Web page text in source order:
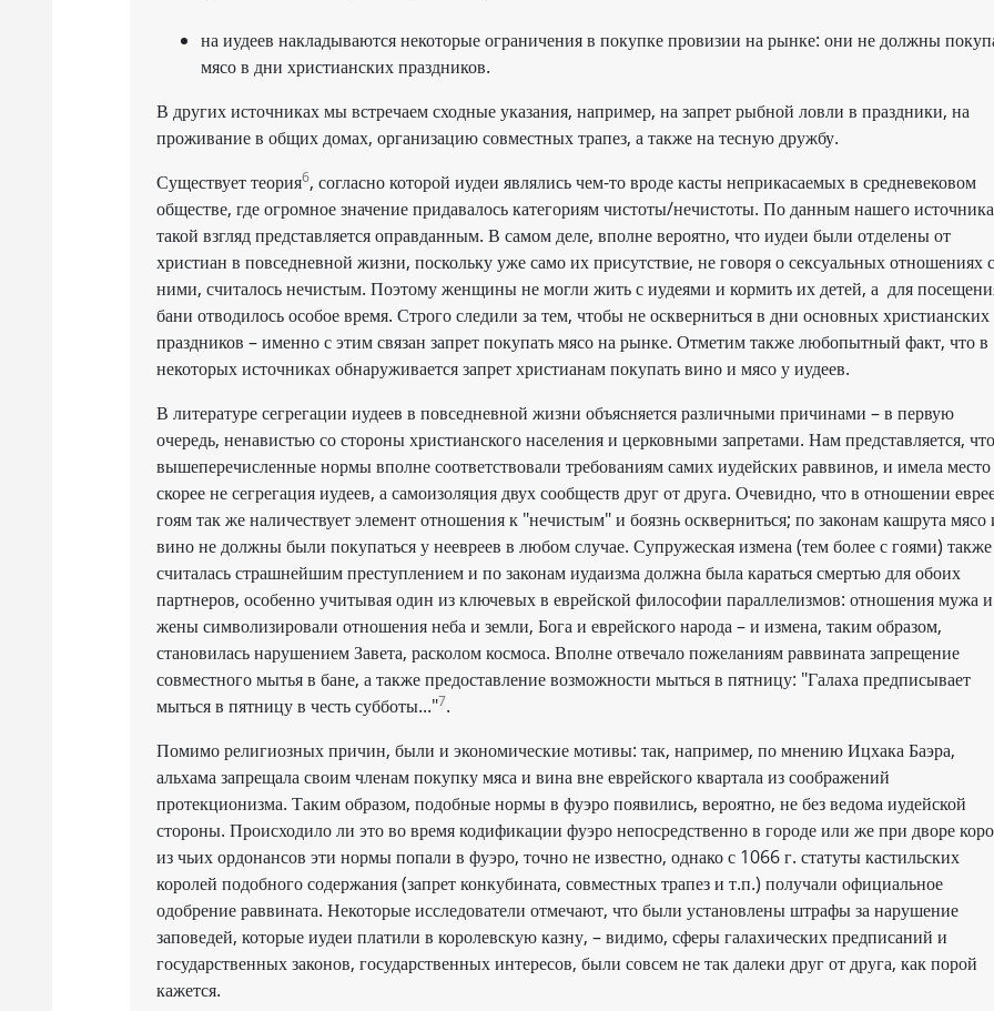
на иудеев накладываются некоторые ограничения в покупке провизии на рынке: они не должны
мясо в дни христианских праздников.
В других источниках мы встречаем сходные указания, например, на запрет рыбной ловли в праздники, на
проживание в общих домах, организацию совместных трапез, а также на тесную дружбу.
Существует теория6, согласно которой иудеи являлись чем-то вроде касты неприкасаемых в средневековом
обществе, где огромное значение придавалось категориям чистоты/нечистоты. По данным нашего
такой взгляд представляется оправданным. В самом деле, вполне вероятно, что иудеи были отделены от
христиан в повседневной жизни, поскольку уже само их присутствие, не говоря о сексуальных отношениях с
ними, считалось нечистым. Поэтому женщины не могли жить с иудеями и кормить их детей, а для
бани отводилось особое время. Строго следили за тем, чтобы не оскверниться в дни основных христианских
праздников – именно с этим связан запрет покупать мясо на рынке. Отметим также любопытный факт, что в
некоторых источниках обнаруживается запрет христианам покупать вино и мясо у иудеев.
В литературе сегрегации иудеев в повседневной жизни объясняется различными причинами – в первую
очередь, ненавистью со стороны христианского населения и церковными запретами. Нам представляется, что
вышеперечисленные нормы вполне соответствовали требованиям самих иудейских раввинов, и имела место
скорее не сегрегация иудеев, а самоизоляция двух сообществ друг от друга. Очевидно, что в отношении
гоям так же наличествует элемент отношения к "нечистым" и боязнь оскверниться; по законам кашрута мясо
вино не должны были покупаться у неевреев в любом случае. Супружеская измена (тем более с гоями) также
считалась страшнейшим преступлением и по законам иудаизма должна была караться смертью для обоих
партнеров, особенно учитывая один из ключевых в еврейской философии параллелизмов: отношения мужа и
жены символизировали отношения неба и земли, Бога и еврейского народа – и измена, таким образом,
становилась нарушением Завета, расколом космоса. Вполне отвечало пожеланиям раввината запрещение
совместного мытья в бане, а также предоставление возможности мыться в пятницу: "Галаха предписывает
мыться в пятницу в честь субботы..."7.
Помимо религиозных причин, были и экономические мотивы: так, например, по мнению Ицхака Баэра,
альхама запрещала своим членам покупку мяса и вина вне еврейского квартала из соображений
протекционизма. Таким образом, подобные нормы в фуэро появились, вероятно, не без ведома иудейской
стороны. Происходило ли это во время кодификации фуэро непосредственно в городе или же при дворе
из чьих ордонансов эти нормы попали в фуэро, точно не известно, однако с 1066 г. статуты кастильских
королей подобного содержания (запрет конкубината, совместных трапез и т.п.) получали официальное
одобрение раввината. Некоторые исследователи отмечают, что были установлены штрафы за нарушение
заповедей, которые иудеи платили в королевскую казну, – видимо, сферы галахических предписаний и
государственных законов, государственных интересов, были совсем не так далеки друг от друга, как порой
кажется.